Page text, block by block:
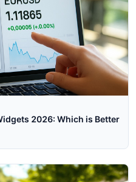
2026: Which is Better